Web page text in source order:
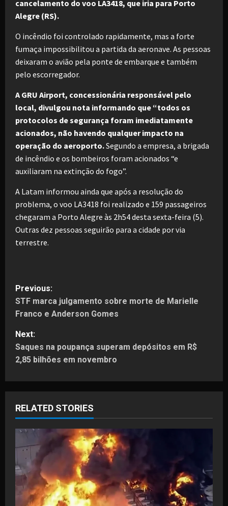
cancelamento do voo LA3418, que iria para Porto
Alegre (RS).
O incêndio foi controlado rapidamente, mas a forte
fumaça impossibilitou a partida da aeronave. As pessoas
deixaram o avião pela ponte de embarque e também
pelo escorregador.
A GRU Airport, concessionária responsável pelo
local, divulgou nota informando que “todos os
protocolos de segurança foram imediatamente
acionados, não havendo qualquer impacto na
operação do aeroporto.Segundo a empresa, a brigada
de incêndio e os bombeiros foram acionados “e
auxiliaram na extinção do fogo”.
A Latam informou ainda que após a resolução do
problema, o voo LA3418 foi realizado e 159 passageiros
chegaram a Porto Alegre às 2h54 desta sexta-feira (5).
Outras dez pessoas seguirão para a cidade por via
terrestre.
P
o
s
t
n
a
v
i
g
a
Previous:
STF marca julgamento sobre morte de Marielle
Franco e Anderson Gomes
Next:
Saques na poupança superam depósitos em R$
2,85 bilhões em novembro
RELATED STORIES